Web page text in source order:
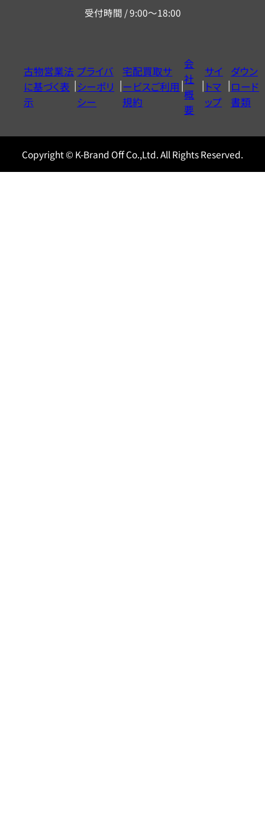
ー
ヤ
ル
0120604117
受付時間 / 9:00～18:00
古物営業法
に基づく表
示
プライバ
シーポリ
シー
宅配買取サ
ービスご利用
規約
会
社
概
要
サイ
トマ
ップ
ダウン
ロード
書類
Copyright © K-Brand Off Co.,Ltd. All Rights Reserved.